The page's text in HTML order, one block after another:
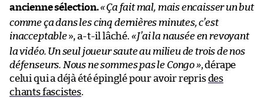
ancienne sélection.«Ça fait mal, mais encaisser un but
comme ça dans les cinq dernières minutes, c’est
inacceptable», a-t-il lâché. «J’ai la nausée en revoyant
la vidéo. Un seul joueur saute au milieu de trois de nos
défenseurs. Nous ne sommes pas le Congo», dérape
celui qui a déjà été épinglé pour avoir reprisdes
chants fascistes.